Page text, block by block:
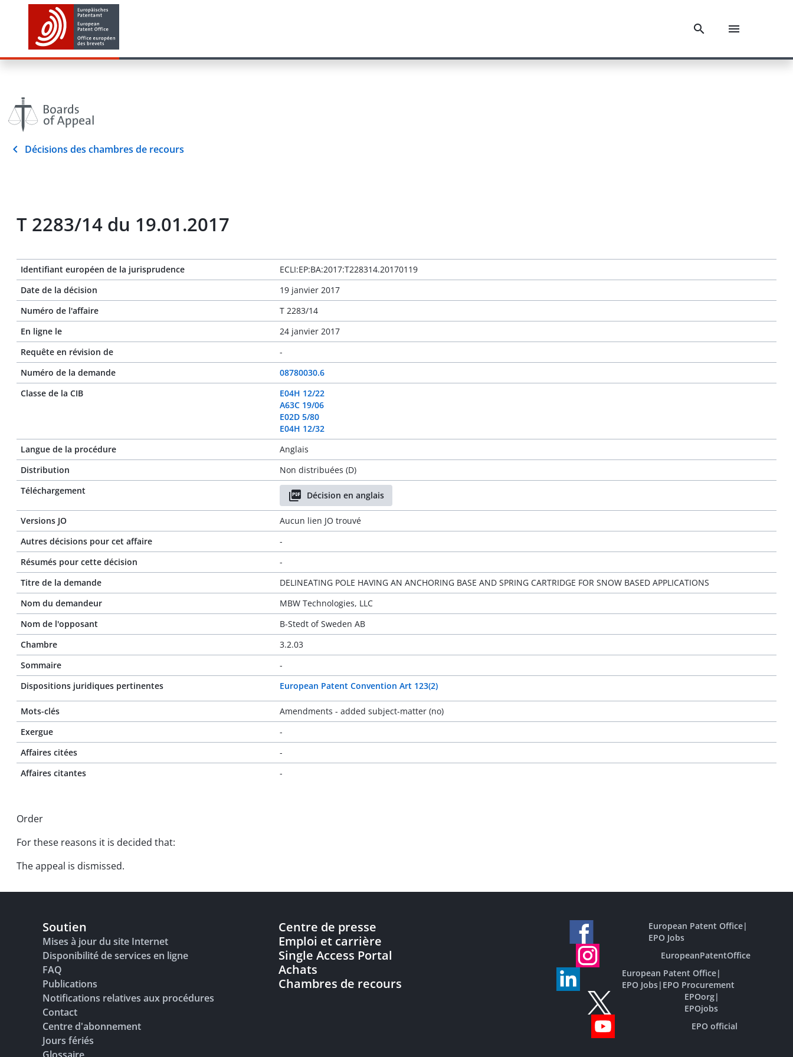
Décisions des chambres de recours
T 2283/14 du 19.01.2017
Identifiant européen de la jurisprudence
ECLI:EP:BA:2017:T228314.20170119
Date de la décision
19 janvier 2017
Numéro de l'affaire
T 2283/14
En ligne le
24 janvier 2017
Requête en révision de
-
Numéro de la demande
08780030.6
Classe de la CIB
E04H 12/22
A63C 19/06
E02D 5/80
E04H 12/32
Langue de la procédure
Anglais
Distribution
Non distribuées (D)
Téléchargement
Décision en anglais
Versions JO
Aucun lien JO trouvé
Autres décisions pour cet affaire
-
Résumés pour cette décision
-
Titre de la demande
DELINEATING POLE HAVING AN ANCHORING BASE AND SPRING CARTRIDGE FOR SNOW BASED APPLICATIONS
Nom du demandeur
MBW Technologies, LLC
Nom de l'opposant
B-Stedt of Sweden AB
Chambre
3.2.03
Sommaire
-
Dispositions juridiques pertinentes
European Patent Convention Art 123(2)
Mots-clés
Amendments - added subject-matter (no)
Exergue
-
Affaires citées
-
Affaires citantes
-
Order
For these reasons it is decided that:
The appeal is dismissed.
Soutien
Mises à jour du site Internet
Disponibilité de services en ligne
FAQ
Publications
Notifications relatives aux procédures
Contact
Centre d'abonnement
Jours fériés
Centre de presse
Emploi et carrière
Single Access Portal
Achats
Chambres de recours
European Patent Office|
EPO Jobs
EuropeanPatentOffice
European Patent Office|
EPO Jobs| EPO Procurement
EPOorg|
EPOjobs
EPO official